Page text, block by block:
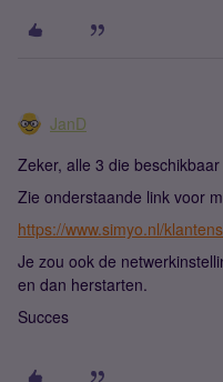
JanD
Zeker, alle 3 die beschikbaar
Zie onderstaande link voor
https://www.simyo.nl/
Je zou ook de
en dan herstarten.
Succes